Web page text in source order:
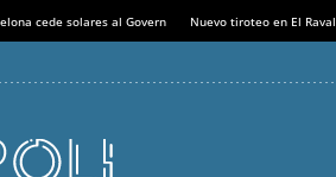
cede solares al Govern Nuevo tiroteo en El Raval